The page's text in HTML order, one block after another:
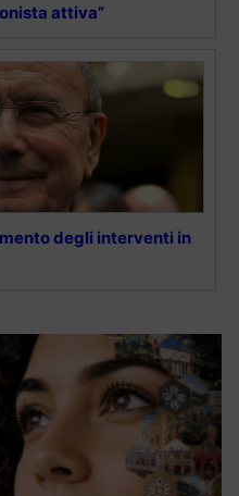
attiva”
degli interventi in